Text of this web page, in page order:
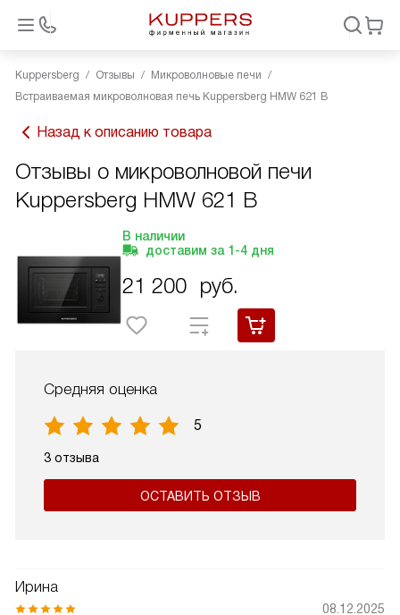
Kuppersberg Отзывы
Микроволновые печи
Встраиваемая микроволновая печь Kuppersberg HMW 621 B
Назад к описанию товара
Отзывы о микроволновой печи
Kuppersberg HMW 621 B
В наличии
доставим за 1-4 дня
21 200 руб.
Средняя оценка
5
3 отзыва
ОСТАВИТЬ ОТЗЫВ
Ирина
08.12.2025